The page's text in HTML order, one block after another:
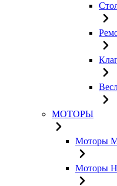
МОТОРЫ
Моторы
Моторы